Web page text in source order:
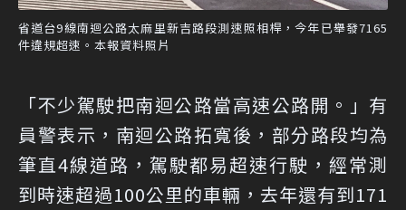
省道台9線南迴公路太麻里新吉路段測速照相桿，今年已舉發7165
件違規超速。本報資料照片
「不少駕駛把南迴公路當高速公路開。」有
員警表示，南迴公路拓寬後，部分路段均為
筆直4線道路，駕駛都易超速行駛，經常測
到時速超過100公里的車輛，去年還有到171